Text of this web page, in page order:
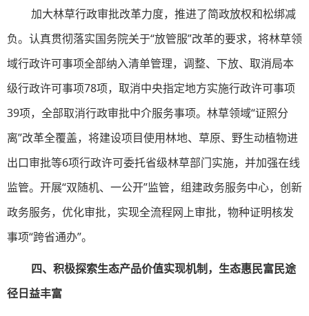
加大林草行政审批改革力度，推进了简政放权和松绑减
负。认真贯彻落实国务院关于“放管服”改革的要求，将林草领
域行政许可事项全部纳入清单管理，调整、下放、取消局本
级行政许可事项78项，取消中央指定地方实施行政许可事项
39项，全部取消行政审批中介服务事项。林草领域“证照分
离”改革全覆盖，将建设项目使用林地、草原、野生动植物进
出口审批等6项行政许可委托省级林草部门实施，并加强在线
监管。开展“双随机、一公开”监管，组建政务服务中心，创新
政务服务，优化审批，实现全流程网上审批，物种证明核发
事项“跨省通办”。
四、积极探索生态产品价值实现机制，生态惠民富民途
径日益丰富